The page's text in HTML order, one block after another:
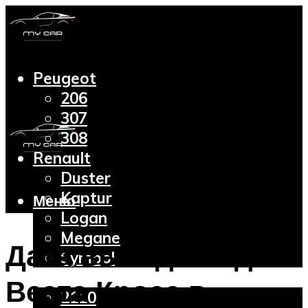
Peugeot
206
307
308
Renault
Duster
Kaptur
Logan
Megane
Symbol
2110
Меню
Дата выхода Лада
Веста Кросс в